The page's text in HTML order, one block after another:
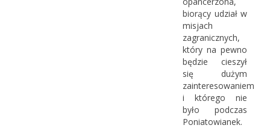
biorący udział w
misjach
zagranicznych,
który na pewno
będzie cieszył
się dużym
zainteresowaniem
i którego nie
było podczas
Poniatowianek.